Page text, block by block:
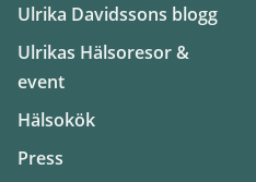
Ulrika Davidssons blogg
Ulrikas Hälsoresor &
event
Hälsokök
Press